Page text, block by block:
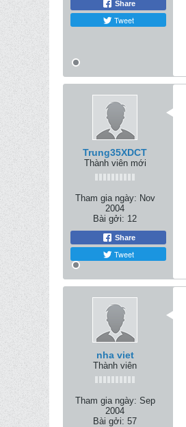
Share
Tweet
Trung35XDCT
Thành viên mới
Tham gia ngày: Nov
2004
Bài gởi: 12
Share
Tweet
nha viet
Thành viên
Tham gia ngày: Sep
2004
Bài gởi: 57